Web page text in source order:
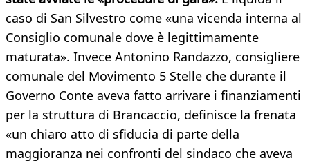
caso di San Silvestro come «una vicenda interna al
Consiglio comunale dove è legittimamente
maturata». Invece Antonino Randazzo, consigliere
comunale del Movimento 5 Stelle che durante il
Governo Conte aveva fatto arrivare i finanziamenti
per la struttura di Brancaccio, definisce la frenata
«un chiaro atto di sfiducia di parte della
maggioranza nei confronti del sindaco che aveva